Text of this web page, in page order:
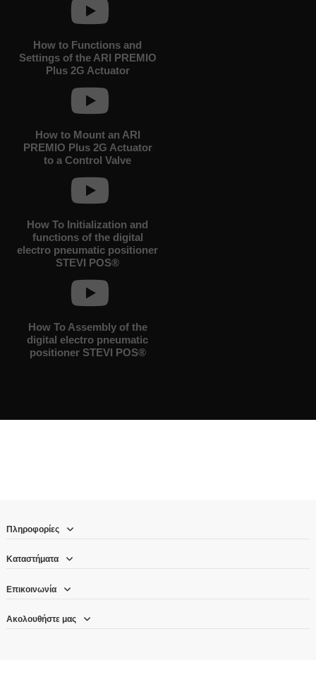
How to Functions and
Settings of the ARI PREMIO
Plus 2G Actuator
How to Mount an ARI
PREMIO Plus 2G Actuator
to a Control Valve
How To Initialization and
functions of the digital
electro pneumatic positioner
STEVI POS®
How To Assembly of the
digital electro pneumatic
positioner STEVI POS®
Πληροφορίες
Καταστήματα
Επικοινωνία
Ακολουθήστε μας